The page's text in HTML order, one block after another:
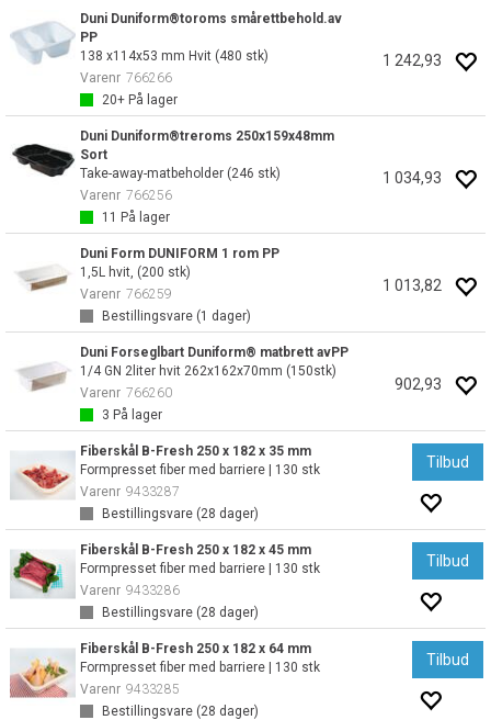
Duni Duniform®toroms smårettbehold.av
PP
138 x114x53 mm Hvit (480 stk)
Varenr 766266
20+ På lager
1 242,93
Duni Duniform®treroms 250x159x48mm
Sort
Take-away-matbeholder (246 stk)
Varenr 766256
11 På lager
1 034,93
Duni Form DUNIFORM 1 rom PP
1,5L hvit, (200 stk)
Varenr 766259
Bestillingsvare (1 dager)
1 013,82
Duni Forseglbart Duniform® matbrett avPP
1/4 GN 2liter hvit 262x162x70mm (150stk)
Varenr 766260
3 På lager
902,93
Fiberskål B-Fresh 250 x 182 x 35 mm
Formpresset fiber med barriere | 130 stk
Varenr 9433287
Bestillingsvare (28 dager)
Tilbud
Fiberskål B-Fresh 250 x 182 x 45 mm
Formpresset fiber med barriere | 130 stk
Varenr 9433286
Bestillingsvare (28 dager)
Tilbud
Fiberskål B-Fresh 250 x 182 x 64 mm
Formpresset fiber med barriere | 130 stk
Varenr 9433285
Bestillingsvare (28 dager)
Tilbud